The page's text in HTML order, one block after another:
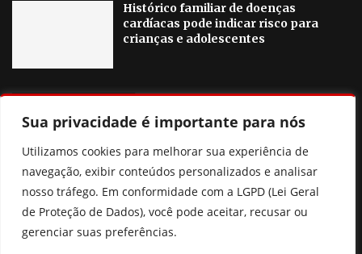
Sua privacidade é importante para nós
Utilizamos cookies para melhorar sua experiência de
navegação, exibir conteúdos personalizados e analisar
nosso tráfego. Em conformidade com a LGPD (Lei Geral
de Proteção de Dados), você pode aceitar, recusar ou
gerenciar suas preferências.
Histórico familiar de doenças
cardíacas pode indicar risco para
crianças e adolescentes
Agosto Lilás em Goiânia terá palestras, blitzes e ações
contra a violência à mulher
Poliana Rocha elogia Zé Felipe e Neymar como pais
Prefeitura de Goiânia discute mudanças nas regras de